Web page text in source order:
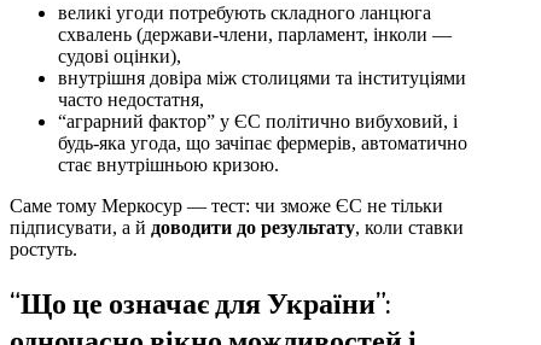
великі угоди потребують складного ланцюга
схвалень (держави-члени, парламент, інколи —
судові оцінки),
внутрішня довіра між столицями та інституціями
часто недостатня,
“аграрний фактор” у ЄС політично вибуховий, і
будь-яка угода, що зачіпає фермерів, автоматично
стає внутрішньою кризою.
Саме тому Меркосур — тест: чи зможе ЄС не тільки
підписувати, а й доводити до результату, коли ставки
ростуть.
“Що це означає для України”: